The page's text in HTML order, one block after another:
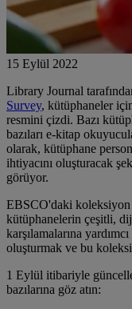
15 Eylül 2022
Library Journal
Survey, kütüphaneler
resmini çizdi. Bazı
bazıları e-kitap
olarak, kütüphane
ihtiyacını oluşturacak
görüyor.
EBSCO'daki
kütüphanelerin çeşitli,
karşılamalarına
oluşturmak ve bu
1 Eylül itibariyle
bazılarına göz atın: